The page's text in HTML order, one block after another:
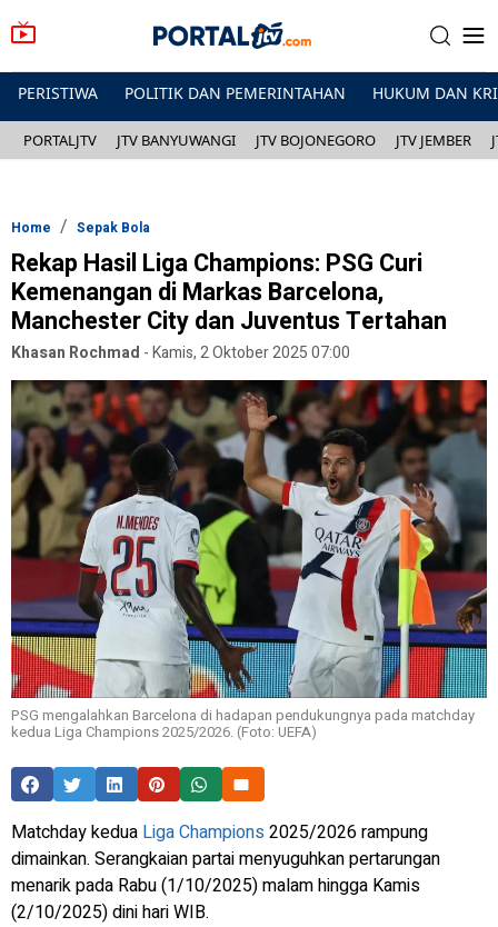
PERISTIWA POLITIK DAN PEMERINTAHAN HUKUM DAN
PORTALJTV JTV BANYUWANGI JTV BOJONEGORO JTV JEMBER
Home Sepak Bola
Rekap Hasil Liga Champions: PSG Curi
Kemenangan di Markas Barcelona,
Manchester City dan Juventus Tertahan
Khasan Rochmad -Kamis, 2 Oktober 2025 07:00
PSG mengalahkan Barcelona di hadapan pendukungnya pada matchday
kedua Liga Champions 2025/2026. (Foto: UEFA)
Matchday kedua Liga Champions 2025/2026 rampung
dimainkan. Serangkaian partai menyuguhkan pertarungan
menarik pada Rabu (1/10/2025) malam hingga Kamis
(2/10/2025) dini hari WIB.